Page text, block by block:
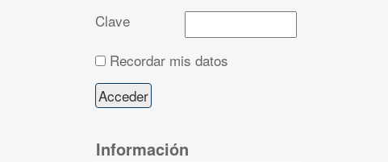
Clave
Recordar mis datos
Información